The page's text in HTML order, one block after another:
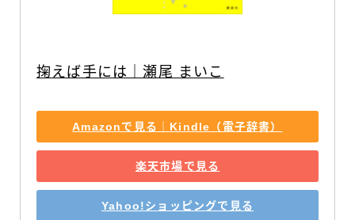
掬えば手には｜瀬尾 まいこ
Amazonで見る｜Kindle（電子辞書）
楽天市場で見る
Yahoo!ショッピングで見る